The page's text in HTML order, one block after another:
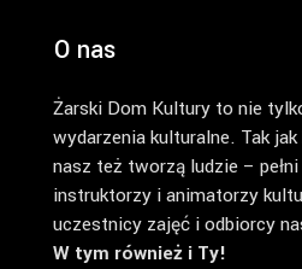
O nas
Żarski Dom Kultury to nie
wydarzenia kulturalne. Tak
nasz też tworzą ludzie –
instruktorzy i animatorzy
uczestnicy zajęć i odbiorcy
W tym również i Ty!